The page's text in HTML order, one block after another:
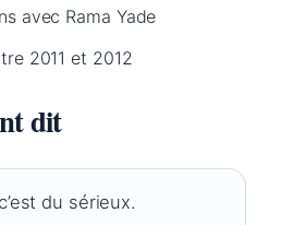
avec Rama Yade
2011 et 2012
dit
du sérieux.